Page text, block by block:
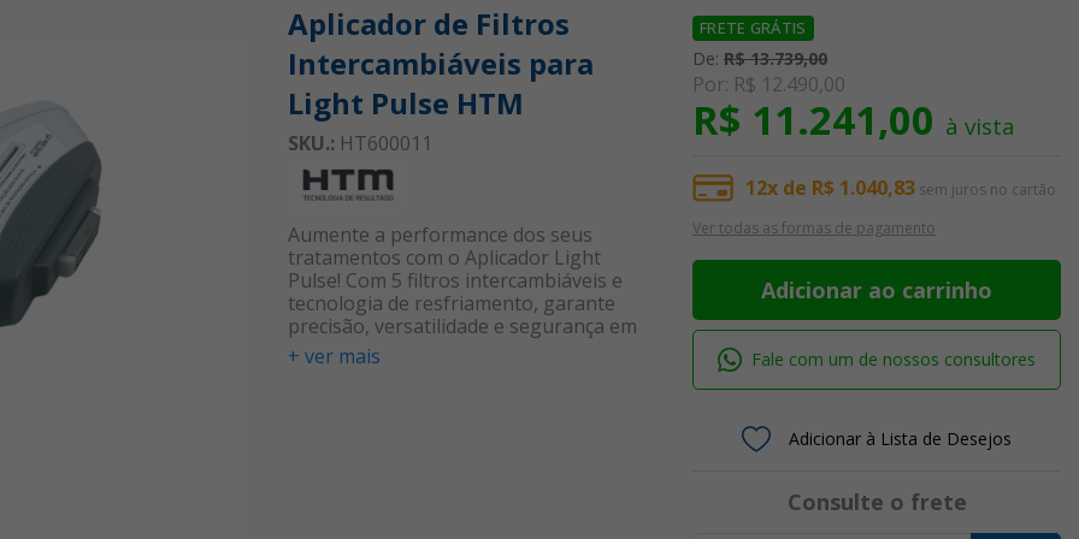
Aplicador de Filtros
Intercambiáveis para
Light Pulse HTM
SKU.: HT600011
Aumente a performance dos seus
tratamentos com o Aplicador Light
Pulse! Com 5 filtros intercambiáveis e
tecnologia de resfriamento, garante
precisão, versatilidade e segurança em
cada disparo, proporcionando
resultados superiores em protocolos de
+ ver mais
FRETE GRÁTIS
De: R$ 13.739,00
Por: R$ 12.490,00
R$ 11.241,00 à vista
12x de R$ 1.040,83 sem juros no cartão
Ver todas as formas de pagamento
Adicionar ao carrinho
Fale com um de nossos consultores
Adicionar à Lista de Desejos
Consulte o frete